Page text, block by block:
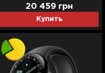
Moonstone Aluminum Case /
Moonstone Active Band
Купить
20 459 грн